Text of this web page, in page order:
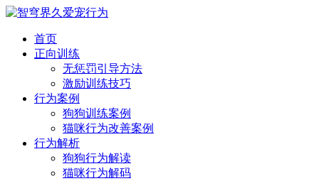
首页
正向训练
无惩罚引导方法
激励训练技巧
行为案例
狗狗训练案例
猫咪行为改善案例
行为解析
狗狗行为解读
猫咪行为解码